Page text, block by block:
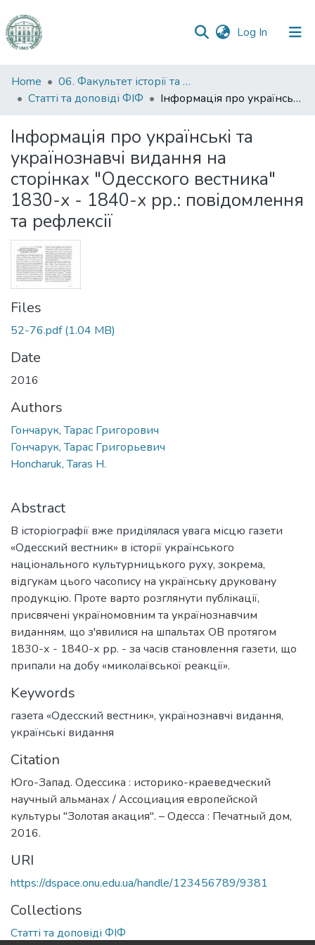
Log In (current)
Communities
&
All of DSpace
Statistics
Home
06. Факультет історії та філософії
Статті та доповіді ФІФ
Інформація про українські та українознавчі видання на сторінках "Одесского вестника" 1830-х - 1840-х рр.: повідомлення та рефлексії
Інформація про українські та
українознавчі видання на
сторінках "Одесского вестника"
1830-х - 1840-х рр.: повідомлення
та рефлексії
Files
52-76.pdf(1.04 MB)
Date
2016
Authors
Гончарук, Тарас Григорович
Гончарук, Тарас Григорьевич
Honcharuk, Taras H.
Abstract
В історіографії вже приділялася увага місцю газети
«Одесский вестник» в історії українського
національного культурницького руху, зокрема,
відгукам цього часопису на українську друковану
продукцію. Проте варто розглянути публікації,
присвячені україномовним та українознавчим
виданням, що з'явилися на шпальтах ОВ протягом
1830-х - 1840-х рр. - за часів становлення газети, що
припали на добу «миколаївської реакції».
Keywords
газета «Одесский вестник», українознавчі видання,
українські видання
Citation
Юго-Запад. Одессика : историко-краеведческий
научный альманах / Ассоциация европейской
культуры "Золотая акация". – Одесса : Печатный дом,
2016.
URI
https://dspace.onu.edu.ua/handle/123456789/9381
Collections
Статті та доповіді ФІФ